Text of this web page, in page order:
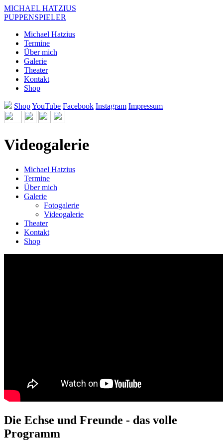
Direkt zum Inhalt
MICHAEL HATZIUS
PUPPENSPIELER
Michael Hatzius
Termine
Über mich
Galerie
Theater
Kontakt
Shop
ShopYouTube Facebook Instagram Impressum
Videogalerie
Michael Hatzius
Termine
Über mich
Galerie
Fotogalerie
Videogalerie
Theater
Kontakt
Shop
Die Echse und Freunde - das volle
Programm